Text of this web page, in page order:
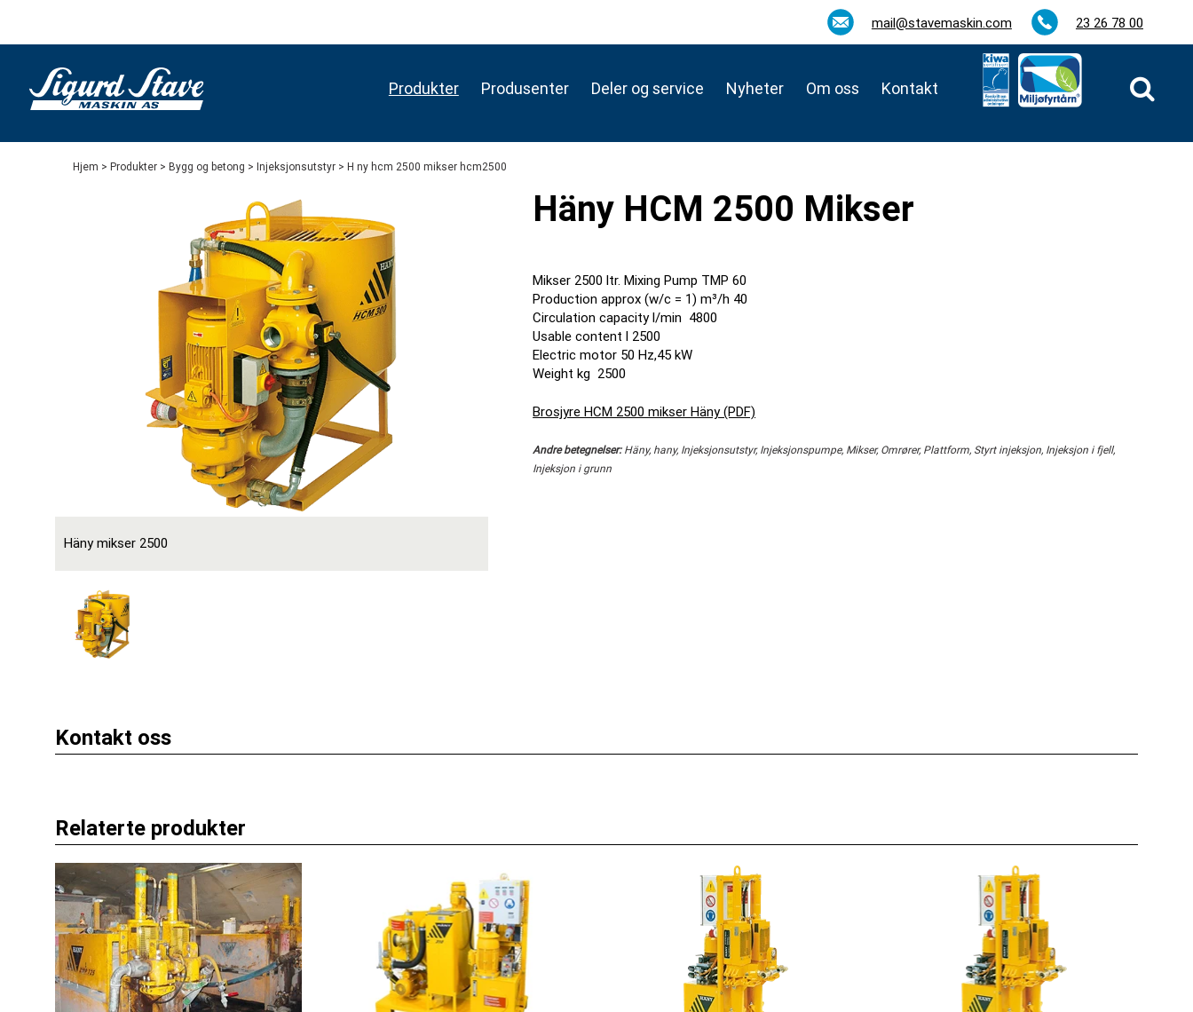
mail@stavemaskin.com 23 26 78 00
Produkter Produsenter Deler og service Nyheter Om oss Kontakt
Hjem > Produkter > Bygg og betong > Injeksjonsutstyr > H ny hcm 2500 mikser hcm2500
Häny mikser 2500
Häny HCM 2500 Mikser
Mikser 2500 ltr. Mixing Pump TMP 60
Production approx (w/c = 1) m³/h 40
Circulation capacity l/min 4800
Usable content l 2500
Electric motor 50 Hz,45 kW
Weight kg 2500
Brosjyre HCM 2500 mikser Häny (PDF)
Andre betegnelser:Häny, hany, Injeksjonsutstyr, Injeksjonspumpe, Mikser, Omrører, Plattform, Styrt injeksjon, Injeksjon i fjell,
Injeksjon i grunn
Kontakt oss
Relaterte produkter